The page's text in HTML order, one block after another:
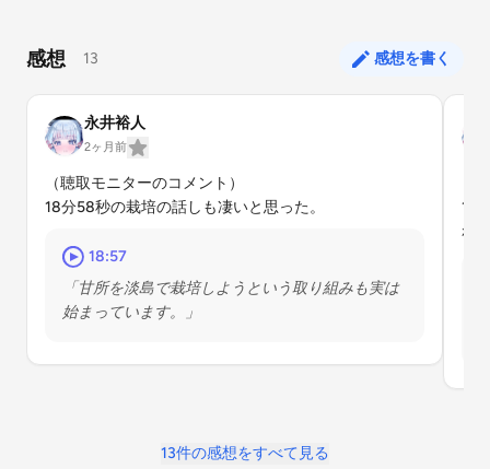
感想 13 感想を書く
永井裕人
2ヶ月前
（聴取モニターのコメント）
18分58秒の栽培の話しも凄いと思った。
18:57
「甘所を淡島で栽培しようという取り組みも実は
始まっています。」
17
れ
13件の感想をすべて見る